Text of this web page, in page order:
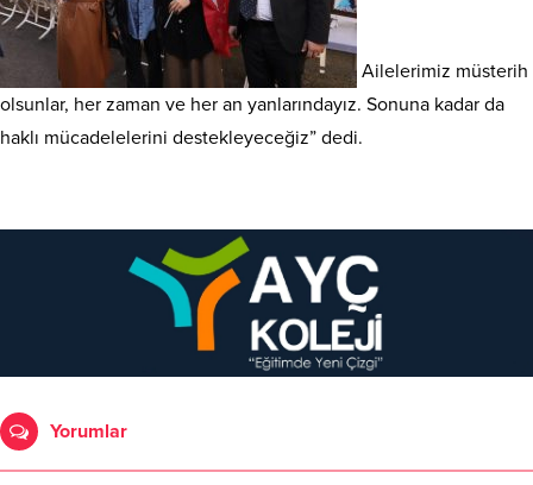
Ailelerimiz müsterih
olsunlar, her zaman ve her an yanlarındayız. Sonuna kadar da
haklı mücadelelerini destekleyeceğiz” dedi.
Yorumlar